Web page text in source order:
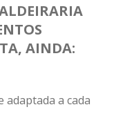
AINDA:
adaptada a cada